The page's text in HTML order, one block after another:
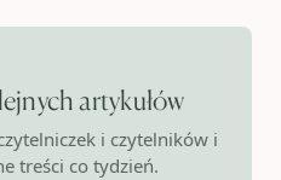
artykułów
i czytelników i
treści co tydzień.